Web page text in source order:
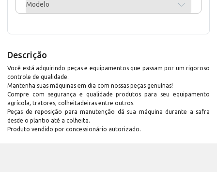
Modelo
Descrição
Você está adquirindo peças e equipamentos que passam por um rigoroso
controle de qualidade.
Mantenha suas máquinas em dia com nossas peças genuínas!
Compre com segurança e qualidade produtos para seu equipamento
agrícola, tratores, colheitadeiras entre outros.
Peças de reposição para manutenção dá sua máquina durante a safra
desde o plantio até a colheita.
Produto vendido por concessionário autorizado.